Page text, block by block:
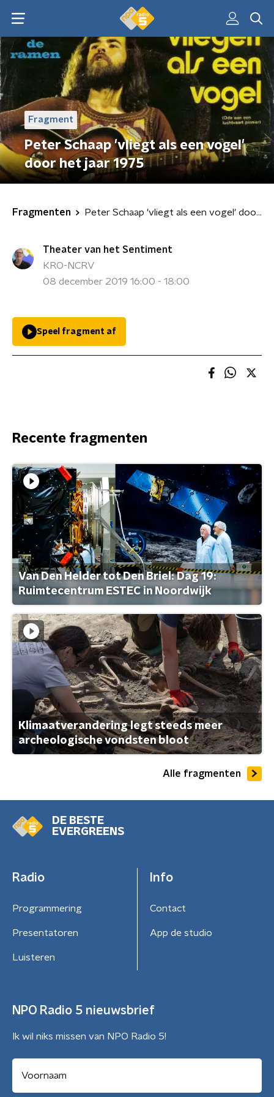
Fragment
Peter Schaap 'vliegt als een vogel'
door het jaar 1975
Fragmenten Peter Schaap 'vliegt als een vogel' door het jaar 1975
Theater van het Sentiment
KRO-NCRV
08 december 2019 16:00 - 18:00
Speel fragment af
Recente fragmenten
Van Den Helder tot Den Briel: Dag 19:
Ruimtecentrum ESTEC in Noordwijk
Klimaatverandering legt steeds meer
archeologische vondsten bloot
Alle fragmenten
DE BESTE
EVERGREENS
Radio
Programmering
Presentatoren
Luisteren
Info
Contact
App de studio
NPO Radio 5 nieuwsbrief
Ik wil niks missen van NPO Radio 5!